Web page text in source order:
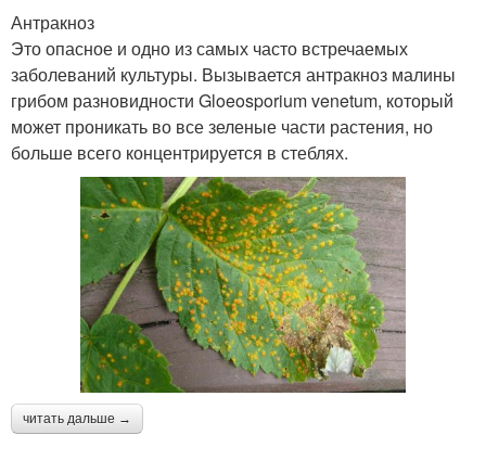
Антракноз
Это опасное и одно из самых часто встречаемых
заболеваний культуры. Вызывается антракноз малины
грибом разновидности Gloeosporium venetum, который
может проникать во все зеленые части растения, но
больше всего концентрируется в стеблях.
читать дальше →